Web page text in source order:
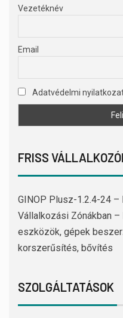
Vezetéknév
Email
Adatvédelmi
FRISS
GINOP Plusz-1.2.4-24 –
Vállalkozási Zónákban
eszközök, gépek
korszerűsítés, bővítés
SZOLGÁLTATÁSOK